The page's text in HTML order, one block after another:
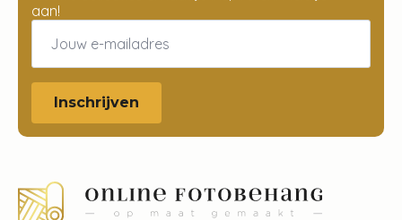
aan!
Email
Inschrijven